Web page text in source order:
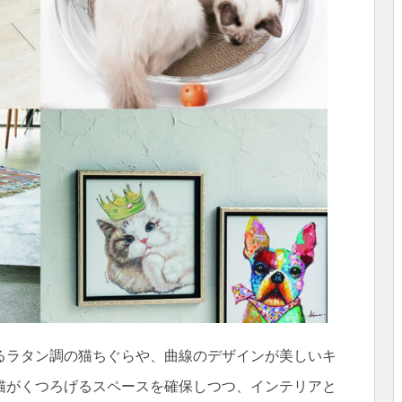
タン調の猫ちぐらや、曲線のデザインが美しいキ
くつろげるスペースを確保しつつ、インテリアと